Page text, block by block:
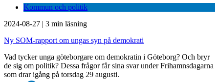
Kommun och politik
2024-08-27
3 min läsning
Ny SOM-rapport om ungas syn på demokrati
Vad tycker unga göteborgare om demokratin i Göteborg? Och bryr
de sig om politik? Dessa frågor får sina svar under Frihamnsdagarna
som drar igång på torsdag 29 augusti.